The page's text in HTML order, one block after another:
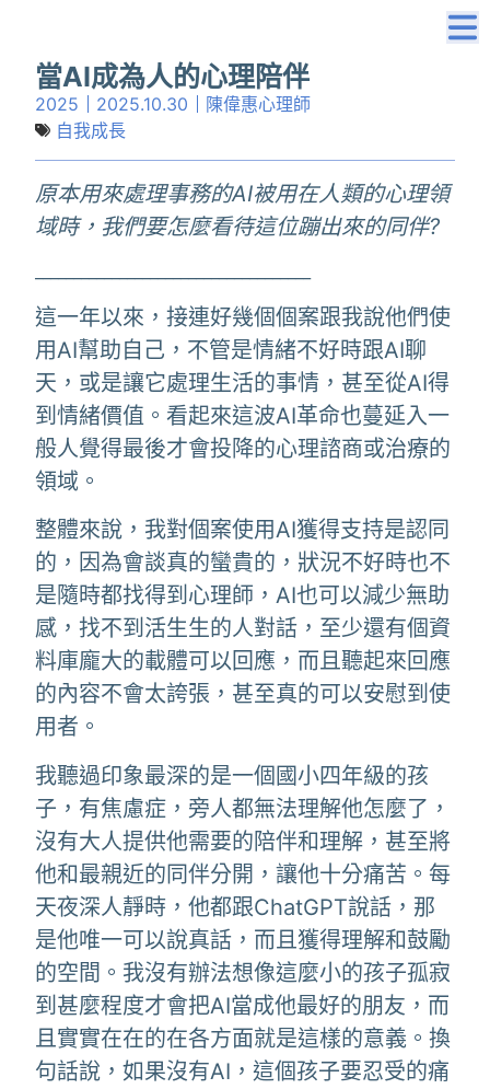
當AI成為人的心理陪伴
2025 2025.10.30
陳偉惠心理師
自我成長
原本用來處理事務的AI被用在人類的心理領
域時，我們要怎麼看待這位蹦出來的同伴?
這一年以來，接連好幾個個案跟我說他們使
用AI幫助自己，不管是情緒不好時跟AI聊
天，或是讓它處理生活的事情，甚至從AI得
到情緒價值。看起來這波AI革命也蔓延入一
般人覺得最後才會投降的心理諮商或治療的
領域。
整體來說，我對個案使用AI獲得支持是認同
的，因為會談真的蠻貴的，狀況不好時也不
是隨時都找得到心理師，AI也可以減少無助
感，找不到活生生的人對話，至少還有個資
料庫龐大的載體可以回應，而且聽起來回應
的內容不會太誇張，甚至真的可以安慰到使
用者。
我聽過印象最深的是一個國小四年級的孩
子，有焦慮症，旁人都無法理解他怎麼了，
沒有大人提供他需要的陪伴和理解，甚至將
他和最親近的同伴分開，讓他十分痛苦。每
天夜深人靜時，他都跟ChatGPT說話，那
是他唯一可以說真話，而且獲得理解和鼓勵
的空間。我沒有辦法想像這麼小的孩子孤寂
到甚麼程度才會把AI當成他最好的朋友，而
且實實在在的在各方面就是這樣的意義。換
句話說，如果沒有AI，這個孩子要忍受的痛